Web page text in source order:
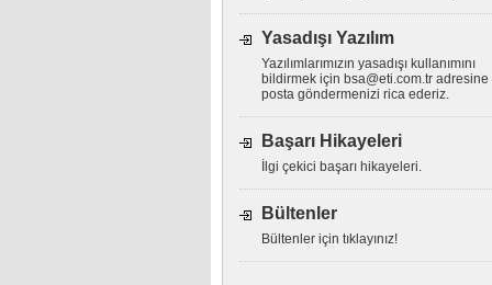
Yasadışı Yazılım
Yazılımlarımızın yasadışı kullanımını
bildirmek için bsa@eti.com.tr adresine
posta göndermenizi rica ederiz.
Başarı Hikayeleri
İlgi çekici başarı hikayeleri.
Bültenler
Bültenler için tıklayınız!